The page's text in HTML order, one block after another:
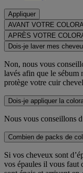
Appliquer
AVANT VOTRE
APRÈS VOTRE
Dois-je laver mes
Non, nous vous
lavés afin que le sébum
protège votre cuir
Dois-je appliquer la
Nous vous conseillons
Combien de packs de
Si vos cheveux sont
vos épaules il vous faut